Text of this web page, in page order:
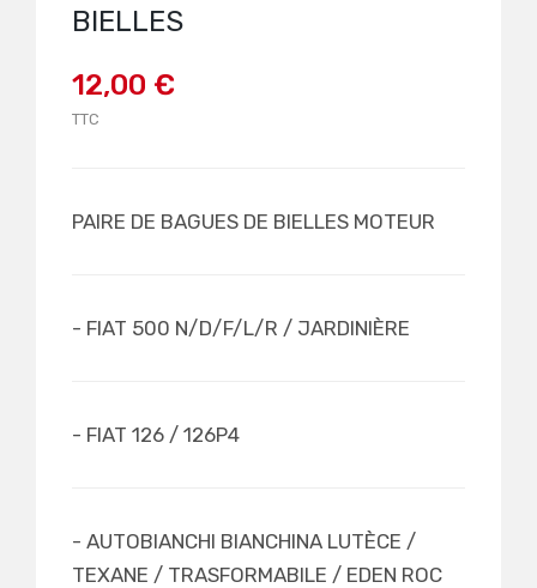
BIELLES
12,00 €
TTC
PAIRE DE BAGUES DE BIELLES MOTEUR
- FIAT 500 N/D/F/L/R / JARDINIÈRE
- FIAT 126 / 126P4
- AUTOBIANCHI BIANCHINA LUTÈCE /
TEXANE / TRASFORMABILE / EDEN ROC